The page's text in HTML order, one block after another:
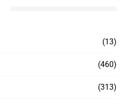
(13)
(460)
(313)